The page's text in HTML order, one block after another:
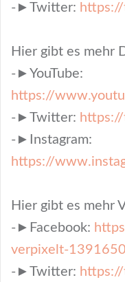
-►Twitter:
Hier gibt es mehr
-►YouTube:
https://
-►Twitter:
-►Instagram:
https://
Hier gibt es mehr
-►Facebook:
verpixelt-
-►Twitter: